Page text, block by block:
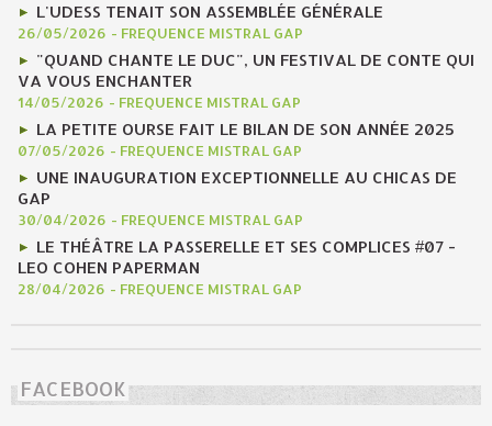
L'UDESS TENAIT SON ASSEMBLÉE GÉNÉRALE
26/05/2026 - FREQUENCE MISTRAL GAP
"QUAND CHANTE LE DUC", UN FESTIVAL DE CONTE QUI
VA VOUS ENCHANTER
14/05/2026 - FREQUENCE MISTRAL GAP
LA PETITE OURSE FAIT LE BILAN DE SON ANNÉE 2025
07/05/2026 - FREQUENCE MISTRAL GAP
UNE INAUGURATION EXCEPTIONNELLE AU CHICAS DE
GAP
30/04/2026 - FREQUENCE MISTRAL GAP
LE THÉÂTRE LA PASSERELLE ET SES COMPLICES #07 -
LEO COHEN PAPERMAN
28/04/2026 - FREQUENCE MISTRAL GAP
FACEBOOK